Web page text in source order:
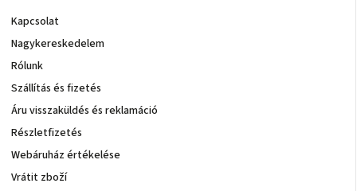
Kapcsolat
Nagykereskedelem
Rólunk
Szállítás és fizetés
Áru visszaküldés és reklamáció
Részletfizetés
Webáruház értékelése
Vrátit zboží